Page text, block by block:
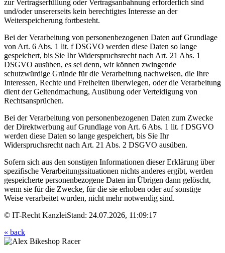
zur Vertragserfüllung oder Vertragsanbahnung erforderlich sind
und/oder unsererseits kein berechtigtes Interesse an der
Weiterspeicherung fortbesteht.
Bei der Verarbeitung von personenbezogenen Daten auf Grundlage
von Art. 6 Abs. 1 lit. f DSGVO werden diese Daten so lange
gespeichert, bis Sie Ihr Widerspruchsrecht nach Art. 21 Abs. 1
DSGVO ausüben, es sei denn, wir können zwingende
schutzwürdige Gründe für die Verarbeitung nachweisen, die Ihre
Interessen, Rechte und Freiheiten überwiegen, oder die Verarbeitung
dient der Geltendmachung, Ausübung oder Verteidigung von
Rechtsansprüchen.
Bei der Verarbeitung von personenbezogenen Daten zum Zwecke
der Direktwerbung auf Grundlage von Art. 6 Abs. 1 lit. f DSGVO
werden diese Daten so lange gespeichert, bis Sie Ihr
Widerspruchsrecht nach Art. 21 Abs. 2 DSGVO ausüben.
Sofern sich aus den sonstigen Informationen dieser Erklärung über
spezifische Verarbeitungssituationen nichts anderes ergibt, werden
gespeicherte personenbezogene Daten im Übrigen dann gelöscht,
wenn sie für die Zwecke, für die sie erhoben oder auf sonstige
Weise verarbeitet wurden, nicht mehr notwendig sind.
© IT-Recht KanzleiStand: 24.07.2026, 11:09:17
« back